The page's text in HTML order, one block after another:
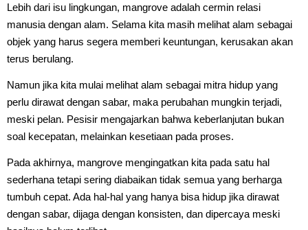
Lebih dari isu lingkungan, mangrove adalah cermin relasi
manusia dengan alam. Selama kita masih melihat alam sebagai
objek yang harus segera memberi keuntungan, kerusakan akan
terus berulang.
Namun jika kita mulai melihat alam sebagai mitra hidup yang
perlu dirawat dengan sabar, maka perubahan mungkin terjadi,
meski pelan. Pesisir mengajarkan bahwa keberlanjutan bukan
soal kecepatan, melainkan kesetiaan pada proses.
Pada akhirnya, mangrove mengingatkan kita pada satu hal
sederhana tetapi sering diabaikan tidak semua yang berharga
tumbuh cepat. Ada hal-hal yang hanya bisa hidup jika dirawat
dengan sabar, dijaga dengan konsisten, dan dipercaya meski